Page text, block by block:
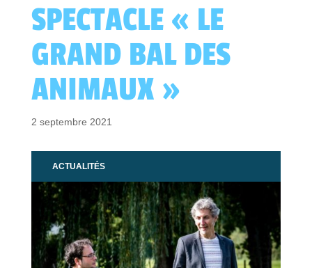
SPECTACLE « LE
GRAND BAL DES
ANIMAUX »
2 septembre 2021
ACTUALITÉS